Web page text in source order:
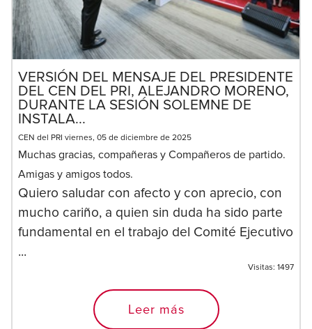
VERSIÓN DEL MENSAJE DEL PRESIDENTE
DEL CEN DEL PRI, ALEJANDRO MORENO,
DURANTE LA SESIÓN SOLEMNE DE
INSTALA...
CEN del PRI viernes, 05 de diciembre de 2025
Muchas gracias, compañeras y Compañeros de partido.
Amigas y amigos todos.
Quiero saludar con afecto y con aprecio, con
mucho cariño, a quien sin duda ha sido parte
fundamental en el trabajo del Comité Ejecutivo
...
Visitas: 1497
Leer más